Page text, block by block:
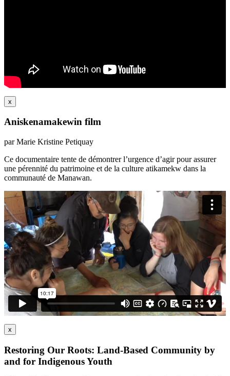
x
Aniskenamakewin film
par Marie Kristine Petiquay
Ce documentaire tente de démontrer l’urgence d’agir pour assurer
une pérennité du patrimoine et de la culture atikamekw dans la
communauté de Manawan.
x
Restoring Our Roots: Land-Based Community by
and for Indigenous Youth